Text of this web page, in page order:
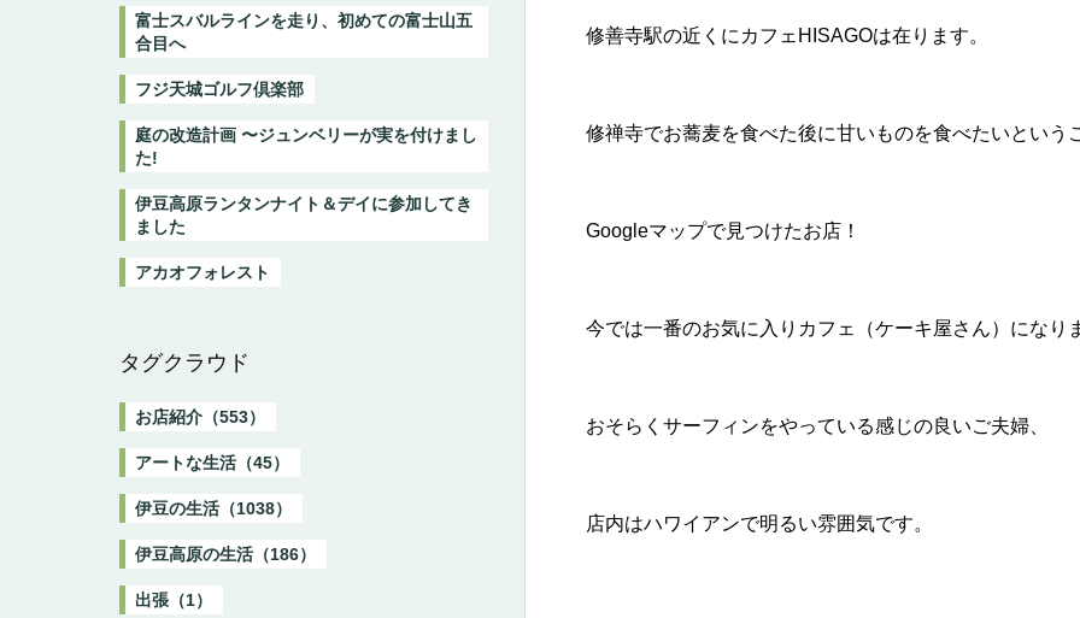
修善寺駅の近くにカフェHISAGOは在ります。
修禅寺でお蕎麦を食べた後に甘いものを食べたいという
Googleマップで見つけたお店！
今では一番のお気に入りカフェ（ケーキ屋さん）になり
おそらくサーフィンをやっている感じの良いご夫婦、
店内はハワイアンで明るい雰囲気です。
富士スバルラインを走り、初めての富士山五
合目へ
フジ天城ゴルフ倶楽部
庭の改造計画 〜ジュンベリーが実を付けまし
た!
伊豆高原ランタンナイト＆デイに参加してき
ました
アカオフォレスト
タグクラウド
お店紹介（553）
アートな生活（45）
伊豆の生活（1038）
伊豆高原の生活（186）
出張（1）